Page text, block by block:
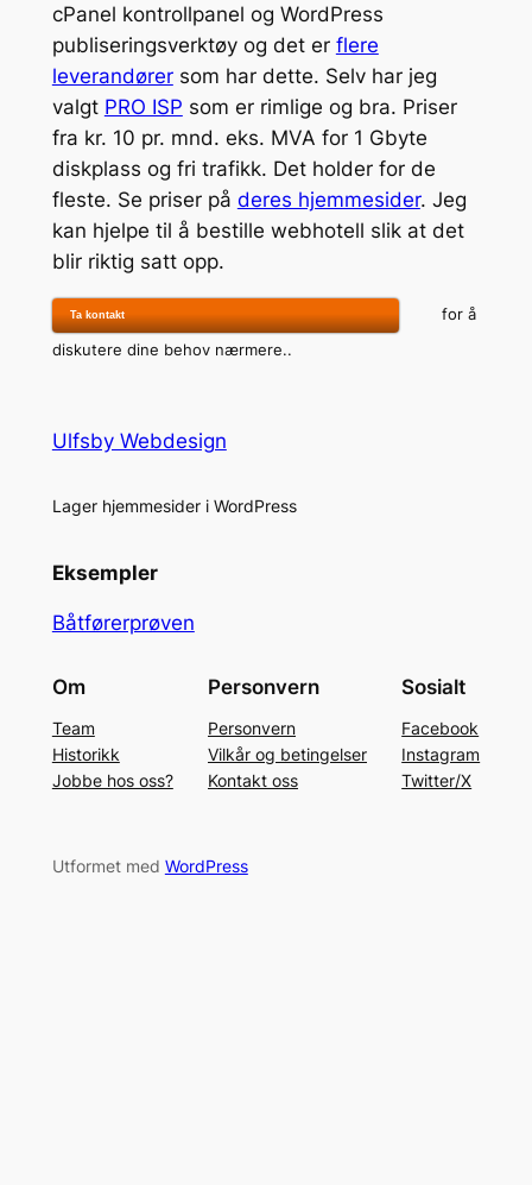
cPanel kontrollpanel og WordPress
publiseringsverktøy og det er flere
leverandørersom har dette. Selv har jeg
valgt PRO ISP som er rimlige og bra. Priser
fra kr. 10 pr. mnd. eks. MVA for 1 Gbyte
diskplass og fri trafikk. Det holder for de
fleste. Se priser på deres hjemmesider. Jeg
kan hjelpe til å bestille webhotell slik at det
blir riktig satt opp.
Ta kontakt
for å
diskutere dine behov nærmere..
Ulfsby Webdesign
Lager hjemmesider i WordPress
Eksempler
Båtførerprøven
Om
Team
Historikk
Jobbe hos oss?
Personvern
Personvern
Vilkår og betingelser
Kontakt oss
Sosialt
Facebook
Instagram
Twitter/X
Utformet med WordPress